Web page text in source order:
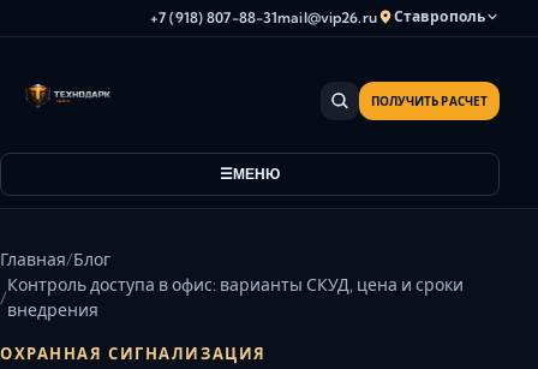
+7 (918) 807-88-31mail@vip26.ru Ставрополь
Анапа
Волгодонск
МЕНЮ
ПОЛУЧИТЬ РАСЧЕТ
Главная Блог
Контроль доступа в офис: варианты СКУД, цена и сроки
внедрения
ОХРАННАЯ СИГНАЛИЗАЦИЯ